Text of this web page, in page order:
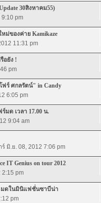
30สิงหาคม55)
9:10 pm
ม่ของค่าย Kamikaze
11:31 pm
อยัง !
pm
ฟร์ ศกลรัตน์" in Candy
6:05 pm
มด เวลา 17.00 น.
9:04 am
ร์ มิ.ย. 08, 2012 7:06 pm
IT Genius on tour 2012
2:15 pm
มดในมินิแฟชั่นซาบีน่า
pm